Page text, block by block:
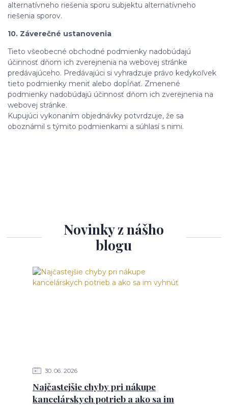
alternatívneho riešenia sporu subjektu alternatívneho
riešenia sporov.
10. Záverečné ustanovenia
Tieto všeobecné obchodné podmienky nadobúdajú
účinnosť dňom ich zverejnenia na webovej stránke
predávajúceho. Predávajúci si vyhradzuje právo kedykoľvek
tieto podmienky meniť alebo dopĺňať. Zmenené
podmienky nadobúdajú účinnosť dňom ich zverejnenia na
webovej stránke.
Kupujúci vykonaním objednávky potvrdzuje, že sa
oboznámil s týmito podmienkami a súhlasí s nimi.
Novinky z nášho
blogu
30 06 2026
Najčastejšie chyby pri nákupe
kancelárskych potrieb a ako sa im